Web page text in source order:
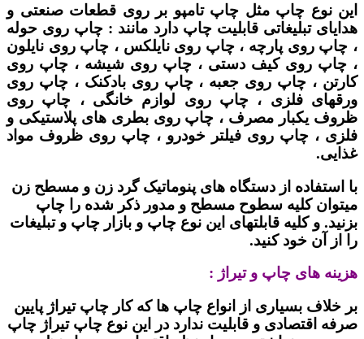
این نوع چاپ مثل چاپ تامپو بر روی قطعات صنعتی و
هدایای تبلیغاتی قابلیت چاپ دارد مانند : چاپ روی حوله
، چاپ روی پارچه ، چاپ روی نایلکس ، چاپ روی نایلون
، چاپ روی کیف دستی ، چاپ روی شیشه ، چاپ روی
کارتن ، چاپ روی جعبه ، چاپ روی بادکنک ، چاپ روی
ورقهای فلزی ، چاپ روی لوازم خانگی ، چاپ روی
ظروف یکبار مصرف ، چاپ روی بطری های پلاستیکی و
فلزی ، چاپ روی فیلتر خودرو ، چاپ روی ظروف مواد
غذایی.
با استفاده از دستگاه های پنوماتیک گرد زن و مسطح زن
میتوان کلیه سطوح مسطح و مدور ذکر شده را چاپ
بزنید. و کلیه قابلتهای این نوع چاپ و بازار چاپ و تبلیغات
را از آن خود کنید.
هزینه های چاپ و تیراژ :
بر خلاف بسیاری از انواع چاپ ها که کار چاپ تیراژ پایین
صرفه اقتصادی و قابلیت ندارد در این نوع چاپ تیراژ چاپ